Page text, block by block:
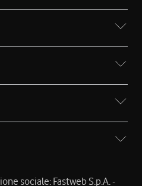
sociale: Fastweb S.p.A. -